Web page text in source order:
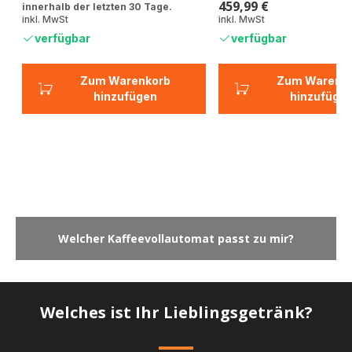
Zum Warenkorb
hinzufügen
innerhalb der letzten 30 Tage.
inkl. MwSt
verfügbar
Zum
Preis
459,99 €
inkl. MwSt
verfügbar
Welcher Kaffeevollautomat passt zu mir?
-
Kaffeevollautomat
Welches ist Ihr Lieblingsgetränk?